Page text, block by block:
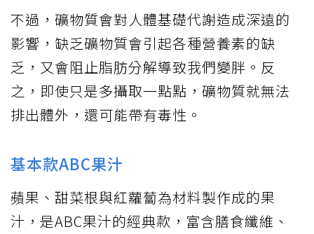
不過，礦物質會對人體基礎代謝造成深遠的
影響，缺乏礦物質會引起各種營養素的缺
乏，又會阻止脂肪分解導致我們變胖。反
之，即使只是多攝取一點點，礦物質就無法
排出體外，還可能帶有毒性。
基本款ABC果汁
蘋果、甜菜根與紅蘿蔔為材料製作成的果
汁，是ABC果汁的經典款，富含膳食纖維、